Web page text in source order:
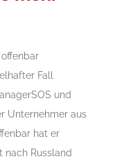
Fall
und
Unternehmer aus
hat er
nach Russland